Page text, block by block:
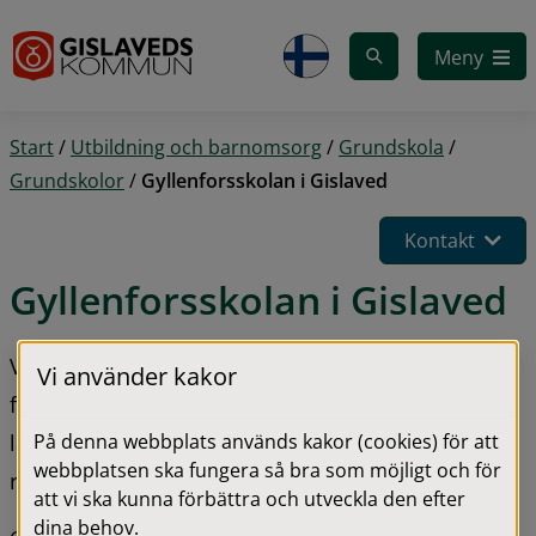
Meny
Start/ Utbildning och barnomsorg/ Grundskola /
Grundskolor/ Gyllenforsskolan i Gislaved
Kontakt
Gyllenforsskolan i Gislaved
Vår vilja och ambition är att skapa förutsättningar
för att eleverna alltid ska befinna sig i en optimal
lärmiljö, för att på så sätt kunna nå maximala
resultat.
Vi använder kakor
På denna webbplats används kakor (cookies) för att
webbplatsen ska fungera så bra som möjligt och för
att vi ska kunna förbättra och utveckla den efter
dina behov.